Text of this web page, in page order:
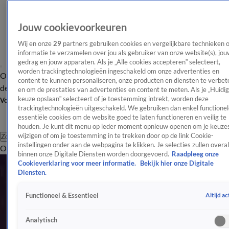
OverzichtAfleveringen Entertainment TV Algemeen
Tip
de redactieNieuwsbrief
Volg Shownieuws
Zoeken
OverzichtEntertainmentSpraakmakendRealityCrimeVideo's
Jada Borsato
Jada Borsato is een Nederlandse actrice en zangeres en dochter
John Huiberts bevestigt relatie met Leontine Ruiters, geen huwelijksaanzoek
Jouw cookievoorkeuren
Wij en onze 29 partners gebruiken cookies en vergelijkbare technieken
informatie te verzamelen over jou als gebruiker van onze website(s),
gedrag en jouw apparaten. Als je „Alle cookies accepteren” selecteert,
worden trackingtechnologieën ingeschakeld om onze advertenties en
content te kunnen personaliseren, onze producten en diensten te
en om de prestaties van advertenties en content te meten. Als je
keuze opslaan” selecteert of je toestemming intrekt, worden deze
trackingtechnologieën uitgeschakeld. We gebruiken dan enkel
essentiële cookies om de website goed te laten functioneren en veilig te
houden. Je kunt dit menu op ieder moment opnieuw openen om je
wijzigen of om je toestemming in te trekken door op de link Cookie-
instellingen onder aan de webpagina te klikken. Je selecties zullen overal
binnen onze Digitale Diensten worden doorgevoerd. Raadpleeg onze
Cookieverklaring voor meer informatie.
Bekijk hier onze Digitale
Diensten.
Functioneel & Essentieel Altijd
Analytisch